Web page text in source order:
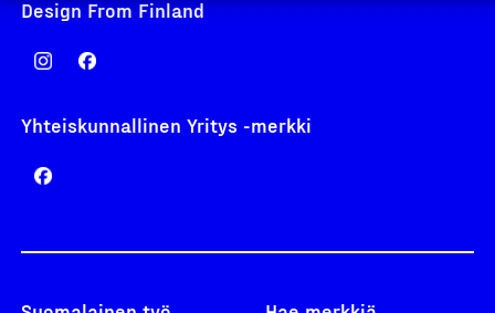
Design From Finland
Yhteiskunnallinen Yritys -merkki